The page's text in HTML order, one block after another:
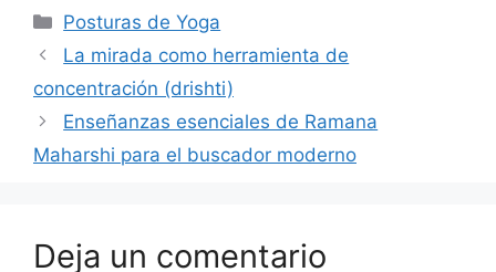
Categorías
Posturas de Yoga
La mirada como herramienta de
concentración (drishti)
Enseñanzas esenciales de Ramana
Maharshi para el buscador moderno
Deja un comentario